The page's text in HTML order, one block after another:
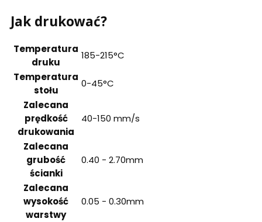
Jak drukować?
Temperatura
druku
185-215°C
Temperatura
stołu
0-45°C
Zalecana
prędkość
drukowania
40-150 mm/s
Zalecana
grubość
ścianki
0.40 - 2.70mm
Zalecana
wysokość
warstwy
0.05 - 0.30mm